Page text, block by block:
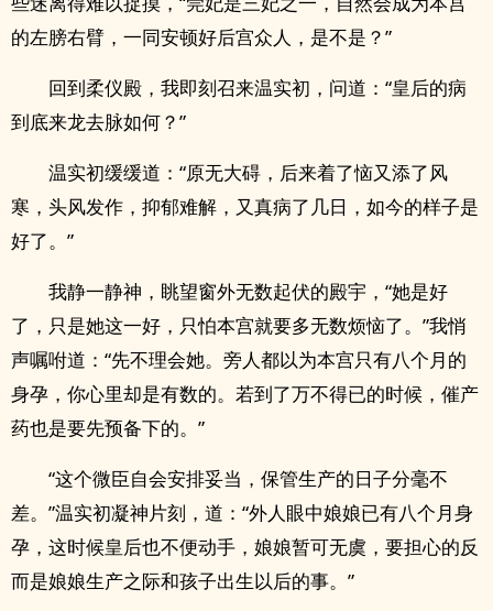
的左膀右臂，一同安顿好后宫众人，是不是？”
回到柔仪殿，我即刻召来温实初，问道：“皇后的病
到底来龙去脉如何？”
温实初缓缓道：“原无大碍，后来着了恼又添了风
寒，头风发作，抑郁难解，又真病了几日，如今的样子是
好了。”
我静一静神，眺望窗外无数起伏的殿宇，“她是好
了，只是她这一好，只怕本宫就要多无数烦恼了。”我悄
声嘱咐道：“先不理会她。旁人都以为本宫只有八个月的
身孕，你心里却是有数的。若到了万不得已的时候，催产
药也是要先预备下的。”
“这个微臣自会安排妥当，保管生产的日子分毫不
差。”温实初凝神片刻，道：“外人眼中娘娘已有八个月身
孕，这时候皇后也不便动手，娘娘暂可无虞，要担心的反
而是娘娘生产之际和孩子出生以后的事。”